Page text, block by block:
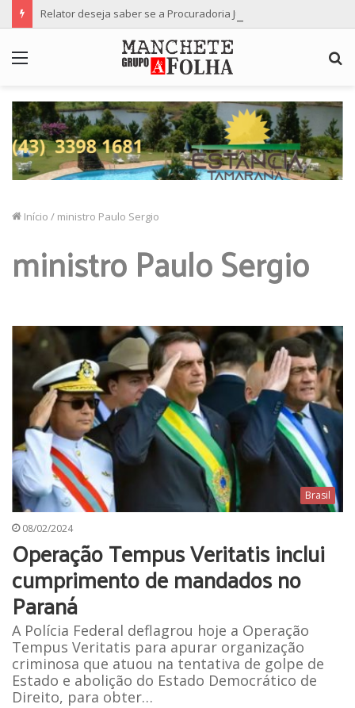
Início / ministro Paulo Sergio
ministro Paulo Sergio
Brasil
08/02/2024
Operação Tempus Veritatis inclui
cumprimento de mandados no
Paraná
A Polícia Federal deflagrou hoje a Operação
Tempus Veritatis para apurar organização
criminosa que atuou na tentativa de golpe de
Estado e abolição do Estado Democrático de
Direito, para obter…